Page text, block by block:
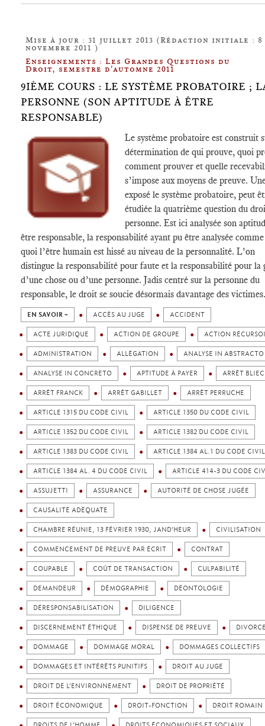
Mise à jour : 31 juillet 2013 (Rédaction initiale : 8
novembre 2011 )
Enseignements : Les Grandes Questions du
Droit, semestre d'automne 2011
9IÈME COURS : LE SYSTÈME PROBATOIRE ;
PERSONNE (SON APTITUDE À ÊTRE
RESPONSABLE)
Le système probatoire est construit
détermination de qui prouve, quoi
comment prouver et quelle
s’impose aux moyens de preuve.
exposé le système probatoire, peut
étudiée la quatrième question du
personne. Est ici analysée son
être responsable, la responsabilité ayant pu être analysée
quoi l’être humain est hissé au niveau de la personnalité. L’on
distingue la responsabilité pour faute et la responsabilité pour la
d’une chose ou d’une personne. Jadis centré sur la personne du
responsable, le droit se soucie désormais davantage des victimes.
EN SAVOIR + ACCÈS AU JUGE ACCIDENT
ACTE JURIDIQUE ACTION DE GROUPE ACTION
ADMINISTRATION ALLÉGATION ANALYSE IN ABSTRACTO
ANALYSE IN CONCRETO APTITUDE À PAYER ARRÊT
ARRÊT FRANCK ARRÊT GABILLET ARRÊT PERRUCHE
ARTICLE 1315 DU CODE CIVIL ARTICLE 1350 DU CODE CIVIL
ARTICLE 1352 DU CODE CIVIL ARTICLE 1382 DU CODE CIVIL
ARTICLE 1383 DU CODE CIVIL ARTICLE 1384 AL.1 DU CODE CIVIL
ARTICLE 1384 AL. 4 DU CODE CIVIL ARTICLE 414-3 DU CODE
ASSUJETTI ASSURANCE AUTORITÉ DE CHOSE JUGÉE
CAUSALITÉ ADÉQUATE
CHAMBRE RÉUNIE, 13 FÉVRIER 1930, JAND’HEUR CIVILISATION
COMMENCEMENT DE PREUVE PAR ÉCRIT CONTRAT
COUPABLE COÛT DE TRANSACTION CULPABILITÉ
DEMANDEUR DÉMOGRAPHIE DÉONTOLOGIE
DÉRESPONSABILISATION DILIGENCE
DISCERNEMENT ÉTHIQUE DISPENSE DE PREUVE
DOMMAGE DOMMAGE MORAL DOMMAGES COLLECTIFS
DOMMAGES ET INTÉRÊTS PUNITIFS DROIT AU JUGE
DROIT DE L’ENVIRONNEMENT DROIT DE PROPRIÉTÉ
DROIT ÉCONOMIQUE DROIT-FONCTION DROIT ROMAIN